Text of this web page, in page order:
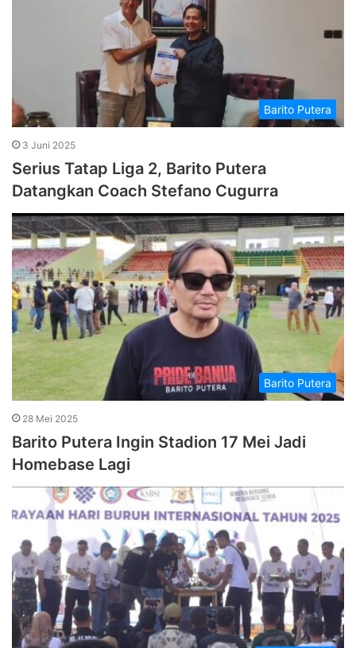
Barito Putera
3 Juni 2025
Serius Tatap Liga 2, Barito Putera
Datangkan Coach Stefano Cugurra
Barito Putera
28 Mei 2025
Barito Putera Ingin Stadion 17 Mei Jadi
Homebase Lagi